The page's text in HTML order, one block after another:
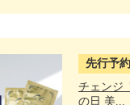
先行予
チェンジ
の日 美...